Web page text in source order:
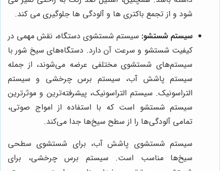
شود و از تجمع باکتری ها و آلودگی ها جلوگیری می کند.
سیستم شستشو: سیستم شستشوی دستگاه، نقش مهمی در
کیفیت شستشو و سرعت آن دارد. دستگاه‌های سیخ شور با
سیستم‌های شستشوی مختلفی عرضه می‌شوند، از جمله
سیستم پاشش آب، سیستم برس چرخشی و سیستم
التراسونیک. سیستم التراسونیک، پیشرفته‌ترین و موثرترین
سیستم شستشو است که با استفاده از امواج صوتی،
تمامی آلودگی‌ها را از سطح سیخ‌ها جدا می‌کند.
سیستم شستشوی پاشش آب، برای شستشوی سطحی
سیخ‌ها مناسب است. سیستم برس چرخشی، برای